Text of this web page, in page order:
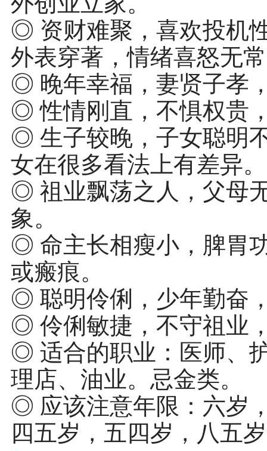
◎ 资财难聚，喜欢投机
外表穿著，情绪喜怒无
◎ 晚年幸福，妻贤子孝
◎ 性情刚直，不惧权贵
◎ 生子较晚，子女聪明
女在很多看法上有差异。
◎ 祖业飘荡之人，父母
象。
◎ 命主长相瘦小，脾胃
或瘢痕。
◎ 聪明伶俐，少年勤奋
◎ 伶俐敏捷，不守祖业
◎ 适合的职业：医师、
理店、油业。忌金类。
◎ 应该注意年限：六岁
四五岁，五四岁，八五